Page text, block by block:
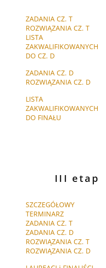
ZADANIA CZ. T
ROZWIĄZANIA CZ. T
LISTA
ZAKWALIFIKOWANYCH
DO CZ. D
ZADANIA CZ. D
ROZWIĄZANIA CZ. D
LISTA
ZAKWALIFIKOWANYCH
DO FINAŁU
III etap
SZCZEGÓŁOWY
TERMINARZ
ZADANIA CZ. T
ZADANIA CZ. D
ROZWIĄZANIA CZ. T
ROZWIĄZANIA CZ. D